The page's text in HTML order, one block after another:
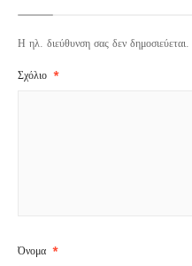
Η ηλ. διεύθυνση σας δεν δημοσιεύεται.
Σχόλιο *
Όνομα *